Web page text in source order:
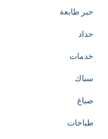
h
e
c
e
a
حبر طابعة
حداد
خدمات
سباك
صباغ
طباخات